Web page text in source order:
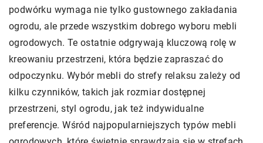
podwórku wymaga nie tylko gustownego zakładania
ogrodu, ale przede wszystkim dobrego wyboru mebli
ogrodowych. Te ostatnie odgrywają kluczową rolę w
kreowaniu przestrzeni, która będzie zapraszać do
odpoczynku. Wybór mebli do strefy relaksu zależy od
kilku czynników, takich jak rozmiar dostępnej
przestrzeni, styl ogrodu, jak też indywidualne
preferencje. Wśród najpopularniejszych typów mebli